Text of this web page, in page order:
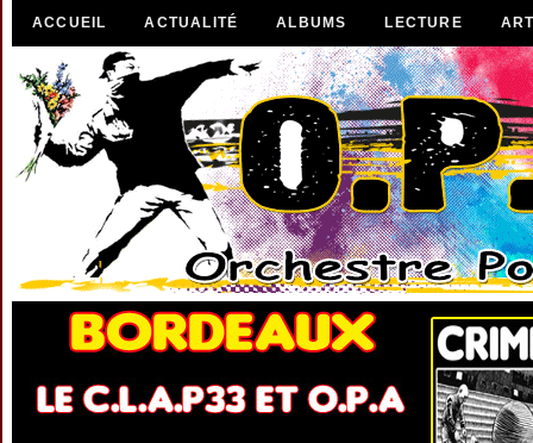
ACCUEIL ACTUALITÉ ALBUMS LECTURE